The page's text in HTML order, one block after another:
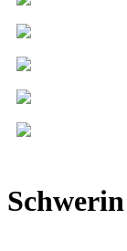
Schwerin